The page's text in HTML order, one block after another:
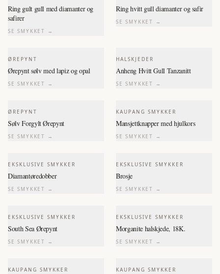
Ring gult gull med diamanter og
safirer
SE SMYKKET →
Ring hvitt gull diamanter og safir
SE SMYKKET →
ØREPYNT
Ørepynt sølv med lapiz og opal
SE SMYKKET →
HALSKJEDER
Anheng Hvitt Gull Tanzanitt
SE SMYKKET →
ØREPYNT
Sølv Forgylt Ørepynt
SE SMYKKET →
KAUPANG SMYKKER
Mansjettknapper med hjulkors
SE SMYKKET →
EKSKLUSIVE SMYKKER
Diamantøredobber
SE SMYKKET →
EKSKLUSIVE SMYKKER
Brosje
SE SMYKKET →
EKSKLUSIVE SMYKKER
South Sea Ørepynt
SE SMYKKET →
EKSKLUSIVE SMYKKER
Morganite halskjede, 18K.
SE SMYKKET →
KAUPANG SMYKKER KAUPANG SMYKKER